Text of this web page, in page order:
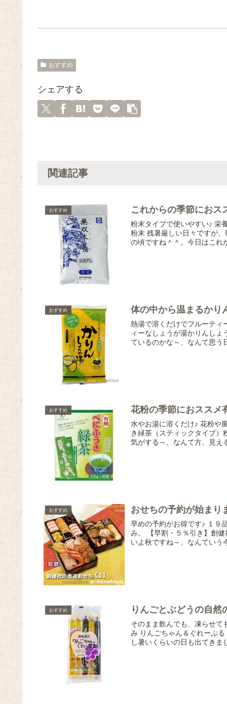
おすすめ
シェアする
関連記事
おすすめ これからの季節におス
粉末タイプで使いやすい♪ 栄
粉末 残暑厳しい日々ですが
の頃ですね＾＾。今日はこれ
おすすめ 体の中から温まるかり
熱湯で溶くだけでフルーティ
ィーなしょうが湯かりんし
ているのかな～、なんて思う
おすすめ 花粉の季節におススメ
水やお湯に溶くだけ♪ 花粉や
き緑茶（スティックタイプ
気がする～、なんて方、見え
おすすめ おせちの予約が始まり
早めの予約がお得です♪ １９
み。 【早割・５％引き】創
いよ秋ですね～、なんていう
おすすめ りんごとぶどうの自然
そのまま飲んでも、凍らせて
み りんごちゃん＆ぐれーぷ
し暑いくらいの日も出てき